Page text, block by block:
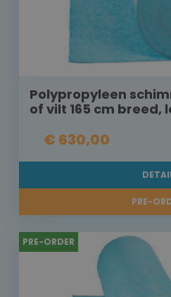
Polypropyleen
of vilt 165 cm breed,
€ 630,00
PRE-
PRE-ORDER